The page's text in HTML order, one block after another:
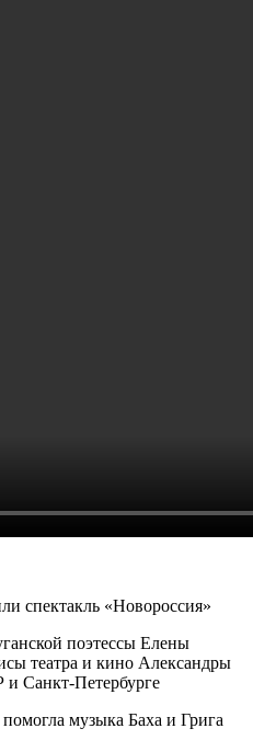
спектакль «Новороссия»
поэтессы Елены
театра и кино Александры
Санкт-Петербурге
музыка Баха и Грига